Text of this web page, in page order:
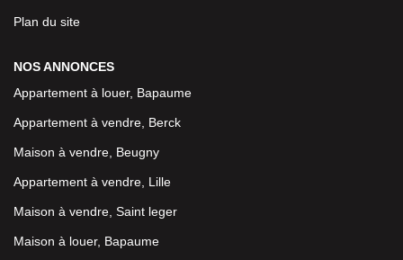
Plan du site
NOS ANNONCES
Appartement à louer, Bapaume
Appartement à vendre, Berck
Maison à vendre, Beugny
Appartement à vendre, Lille
Maison à vendre, Saint leger
Maison à louer, Bapaume